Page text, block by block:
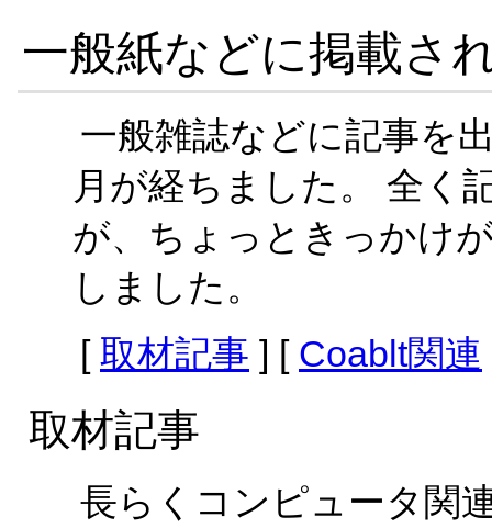
一般紙などに掲載さ
一般雑誌などに記事を
月が経ちました。 全く
が、ちょっときっかけ
しました。
[ 取材記事 ] [ Coablt関連
取材記事
長らくコンピュータ関